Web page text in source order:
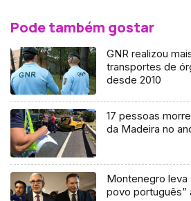
Pode também gostar
GNR realizou
transportes de
desde 2010
17 pessoas
da Madeira no
Montenegro leva
povo português”